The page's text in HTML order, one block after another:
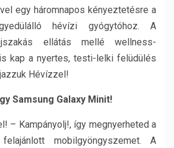
egy háromnapos kényeztetésre a
hévízi gyógytóhoz. A
ellátás mellé wellness-
kap a nyertes, testi-lelki felüdülés
Hévízzel!
Samsung Galaxy Minit!
– Kampányolj!, így megnyerheted a
mobilgyöngyszemet. A